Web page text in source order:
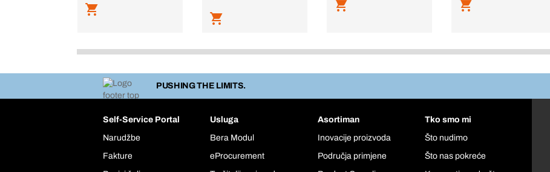
PUSHING THE LIMITS.
Self-Service Portal
Narudžbe
Fakture
Usluga
Bera Modul
eProcurement
Asortiman
Inovacije proizvoda
Područja primjene
Tko smo mi
Što nudimo
Što nas pokreće